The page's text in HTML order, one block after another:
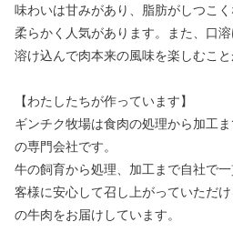
味わいは甘みがあり、脂肪がしつこ
柔らかく人気があります。また、口
溶け込んで肉本来の風味を楽しむこと
【わたしたちが作っています】
ギンチク牧場は食肉の処理から加工
の専門会社です。
牛の飼育から処理、加工まで自社で
客様に安心して召し上がっていただ
の牛肉をお届けしています。